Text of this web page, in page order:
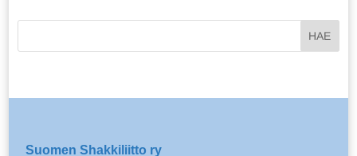
Suomen Shakkiliitto ry